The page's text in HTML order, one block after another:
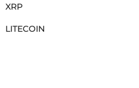
XRP
LITECOIN